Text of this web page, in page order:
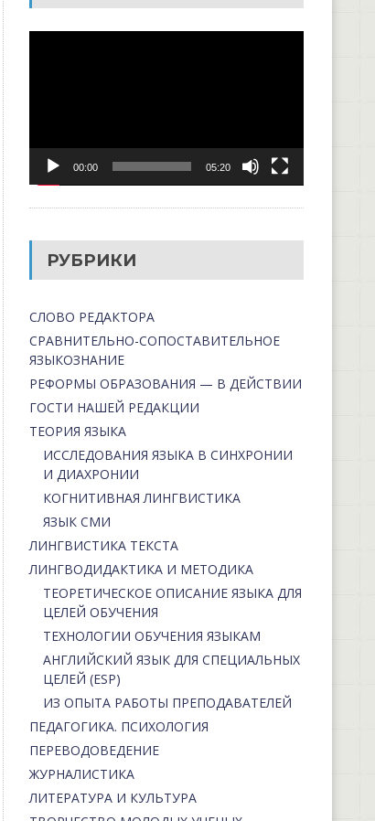
00:00 05:20
РУБРИКИ
СЛОВО РЕДАКТОРА
СРАВНИТЕЛЬНО-СОПОСТАВИТЕЛЬНОЕ
ЯЗЫКОЗНАНИЕ
РЕФОРМЫ ОБРАЗОВАНИЯ — В ДЕЙСТВИИ
ГОСТИ НАШЕЙ РЕДАКЦИИ
ТЕОРИЯ ЯЗЫКА
ИССЛЕДОВАНИЯ ЯЗЫКА В СИНХРОНИИ
И ДИАХРОНИИ
КОГНИТИВНАЯ ЛИНГВИСТИКА
ЯЗЫК СМИ
ЛИНГВИСТИКА ТЕКСТА
ЛИНГВОДИДАКТИКА И МЕТОДИКА
ТЕОРЕТИЧЕСКОЕ ОПИСАНИЕ ЯЗЫКА ДЛЯ
ЦЕЛЕЙ ОБУЧЕНИЯ
ТЕХНОЛОГИИ ОБУЧЕНИЯ ЯЗЫКАМ
АНГЛИЙСКИЙ ЯЗЫК ДЛЯ СПЕЦИАЛЬНЫХ
ЦЕЛЕЙ (ESP)
ИЗ ОПЫТА РАБОТЫ ПРЕПОДАВАТЕЛЕЙ
ПЕДАГОГИКА. ПСИХОЛОГИЯ
ПЕРЕВОДОВЕДЕНИЕ
ЖУРНАЛИСТИКА
ЛИТЕРАТУРА И КУЛЬТУРА